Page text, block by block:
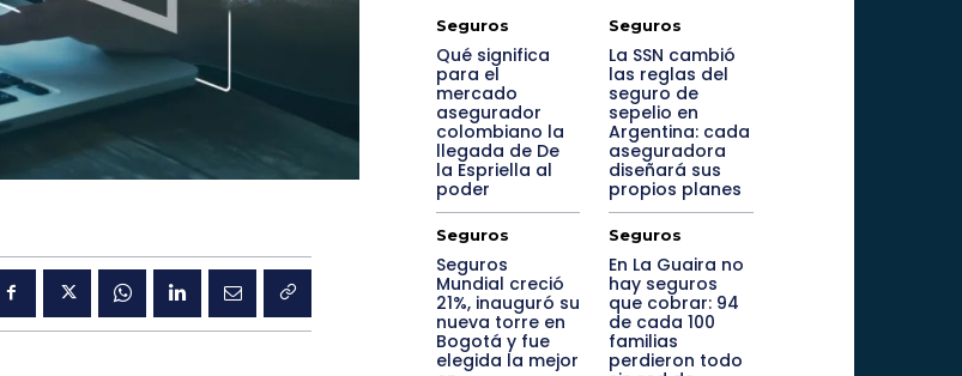
Seguros
Qué significa
para el
mercado
asegurador
colombiano la
llegada de De
la Espriella al
poder
Seguros
La SSN cambió
las reglas del
seguro de
sepelio en
Argentina: cada
aseguradora
diseñará sus
propios planes
Seguros
Seguros
Mundial creció
21%, inauguró su
nueva torre en
Bogotá y fue
elegida la mejor
Seguros
En La Guaira no
hay seguros
que cobrar: 94
de cada 100
familias
perdieron todo